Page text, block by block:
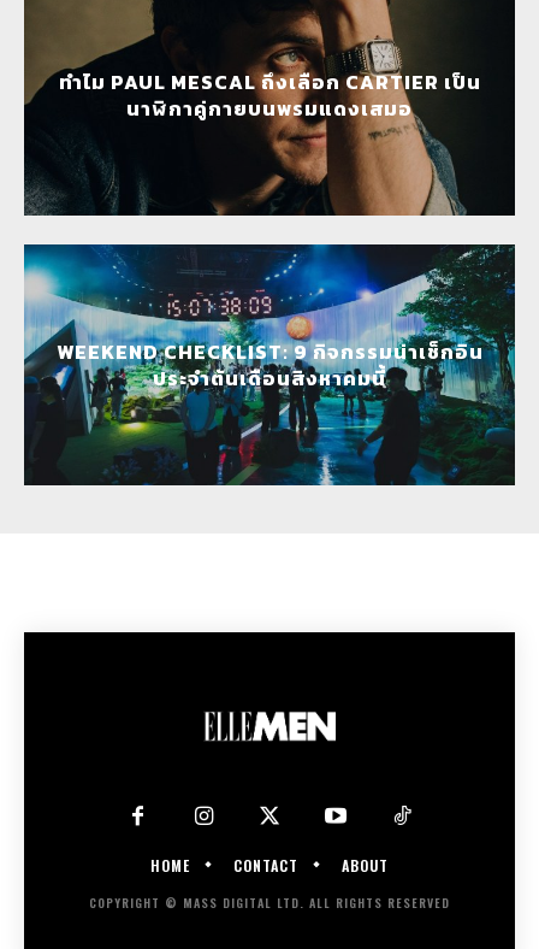
ทำไม PAUL MESCAL ถึงเลือก CARTIER เป็น
นาฬิกาคู่กายบนพรมแดงเสมอ
WEEKEND CHECKLIST: 9 กิจกรรมน่าเช็กอิน
ประจำต้นเดือนสิงหาคมนี้
HOME CONTACT ABOUT
COPYRIGHT © MASS DIGITAL LTD. ALL RIGHTS RESERVED